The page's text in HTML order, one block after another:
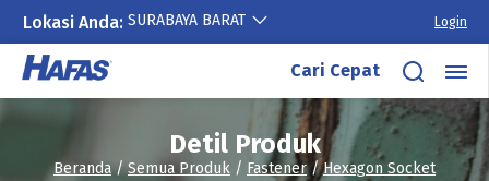
Lokasi Anda: SURABAYA BARAT Login
Lewati
konten
Cari Cepat
Detil Produk
Beranda/Semua Produk / Fastener/Hexagon Socket